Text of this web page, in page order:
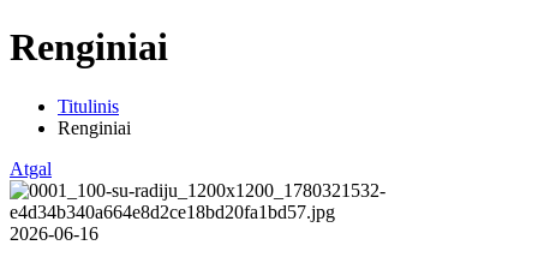
Renginiai
Titulinis
Renginiai
Atgal
2026-06-16